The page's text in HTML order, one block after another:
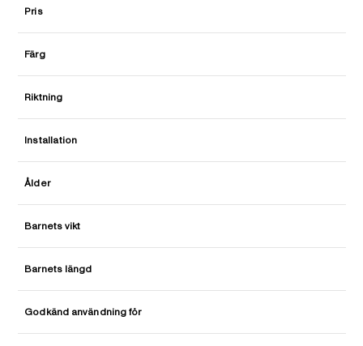
Pris
Färg
Riktning
Installation
Ålder
Barnets vikt
Barnets längd
Godkänd användning för